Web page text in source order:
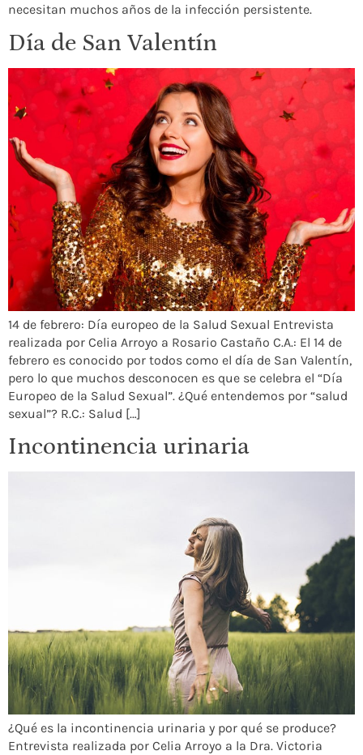
necesitan muchos años de la infección persistente.
Día de San Valentín
14 de febrero: Día europeo de la Salud Sexual Entrevista
realizada por Celia Arroyo a Rosario Castaño C.A.: El 14 de
febrero es conocido por todos como el día de San Valentín,
pero lo que muchos desconocen es que se celebra el “Día
Europeo de la Salud Sexual”. ¿Qué entendemos por “salud
sexual”? R.C.: Salud […]
Incontinencia urinaria
¿Qué es la incontinencia urinaria y por qué se produce?
Entrevista realizada por Celia Arroyo a la Dra. Victoria